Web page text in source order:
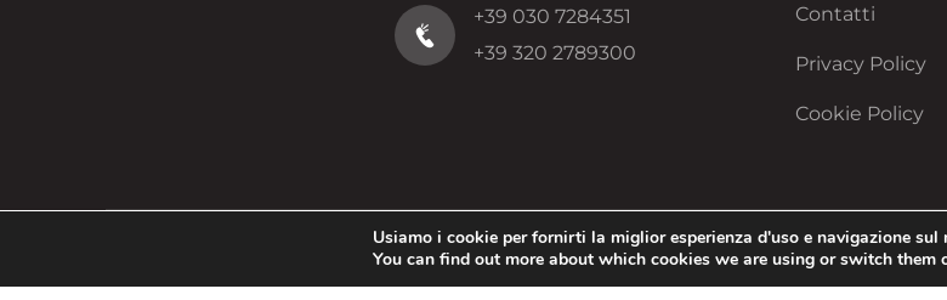
+39 030 7284351
+39 320 2789300
Contatti
Privacy Policy
Cookie Policy
Usiamo i cookie per fornirti la miglior esperienza d'uso e navigazione sul
You can find out more about which cookies we are using or switch them